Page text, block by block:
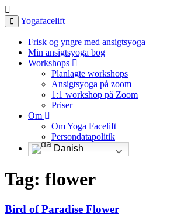
Yogafacelift
Frisk og yngre med ansigtsyoga
Min ansigtsyoga bog
Workshops
Planlagte workshops
Ansigtsyoga på zoom
1:1 workshop på Zoom
Priser
Om
Om Yoga Facelift
Persondatapolitik
Danish
Tag: flower
Bird of Paradise Flower